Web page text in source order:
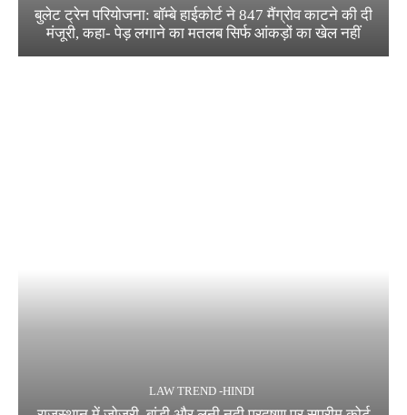
बुलेट ट्रेन परियोजना: बॉम्बे हाईकोर्ट ने 847 मैंग्रोव काटने की दी
मंजूरी, कहा- पेड़ लगाने का मतलब सिर्फ आंकड़ों का खेल नहीं
LAW TREND -HINDI